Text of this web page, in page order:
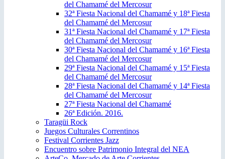
del Chamamé del Mercosur
32ª Fiesta Nacional del Chamamé y 18ª Fiesta
del Chamamé del Mercosur
31ª Fiesta Nacional del Chamamé y 17ª Fiesta
del Chamamé del Mercosur
30ª Fiesta Nacional del Chamamé y 16ª Fiesta
del Chamamé del Mercosur
29ª Fiesta Nacional del Chamamé y 15ª Fiesta
del Chamamé del Mercosur
28ª Fiesta Nacional del Chamamé y 14ª Fiesta
del Chamamé del Mercosur
27ª Fiesta Nacional del Chamamé
26ª Edición. 2016.
Taragüi Rock
Juegos Culturales Correntinos
Festival Corrientes Jazz
Encuentro sobre Patrimonio Integral del NEA